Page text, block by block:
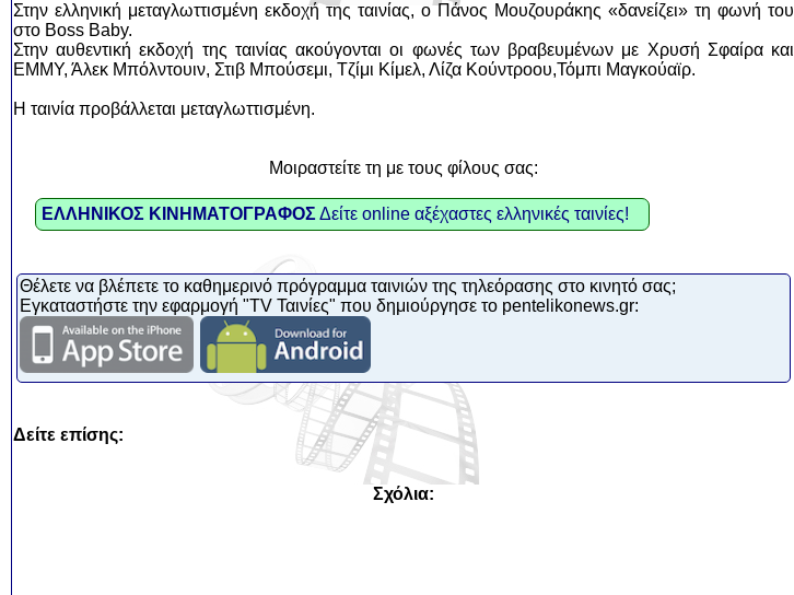
Στην ελληνική μεταγλωττισμένη εκδοχή της ταινίας, ο Πάνος Μουζουράκης «δανείζει» τη φωνή του
στο Boss Baby.
Στην αυθεντική εκδοχή της ταινίας ακούγονται οι φωνές των βραβευμένων με Χρυσή Σφαίρα και
ΕΜΜΥ, Άλεκ Μπόλντουιν, Στιβ Μπούσεμι, Τζίμι Κίμελ, Λίζα Κούντροου,Τόμπι Μαγκούαϊρ.
Η ταινία προβάλλεται μεταγλωττισμένη.
Μοιραστείτε τη με τους φίλους σας:
ΕΛΛΗΝΙΚΟΣ ΚΙΝΗΜΑΤΟΓΡΑΦΟΣΔείτε online αξέχαστες ελληνικές ταινίες!
Θέλετε να βλέπετε το καθημερινό πρόγραμμα ταινιών της τηλεόρασης στο κινητό σας;
Εγκαταστήστε την εφαρμογή "TV Ταινίες" που δημιούργησε το pentelikonews.gr:
Δείτε επίσης:
Σχόλια: